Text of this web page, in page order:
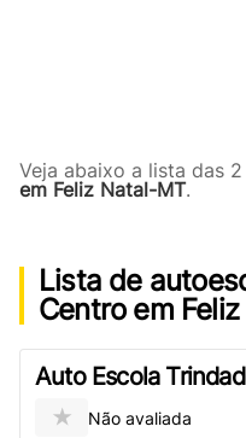
Veja abaixo a lista das 2
em Feliz Natal-MT.
Lista de
Centro em
Auto Escola
★ Não avaliada